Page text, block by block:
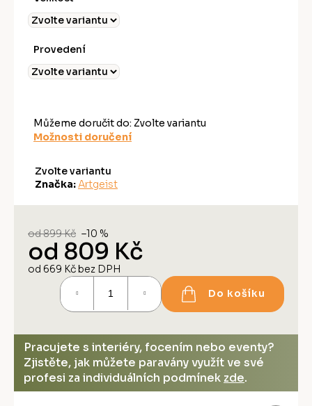
Provedení
Můžeme doručit do: Zvolte variantu
Možnosti doručení
Zvolte variantu
Značka: Artgeist
od 899 Kč –10 %
od 809 Kč
od 669 Kčbez DPH
Do košíku
Pracujete s interiéry, focením nebo eventy?
Zjistěte, jak můžete paravány využít ve své
profesi za individuálních podmínek zde.